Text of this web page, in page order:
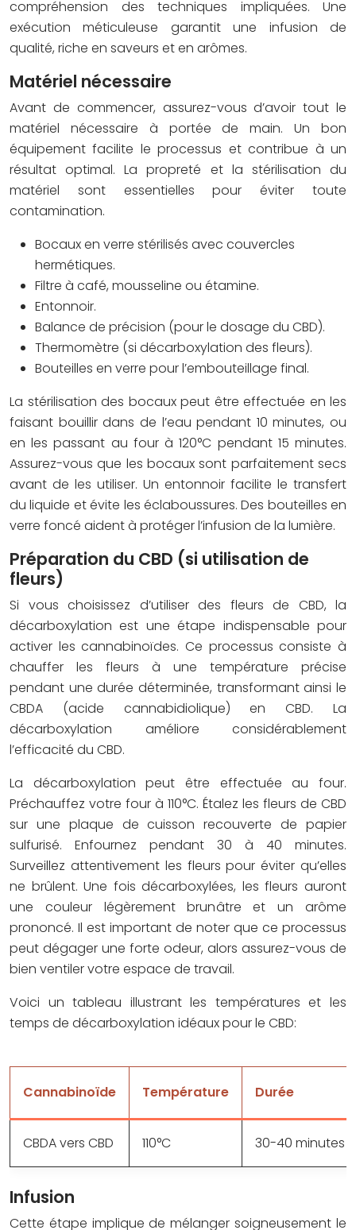
compréhension des techniques impliquées. Une
exécution méticuleuse garantit une infusion de
qualité, riche en saveurs et en arômes.
Matériel nécessaire
Avant de commencer, assurez-vous d’avoir tout le
matériel nécessaire à portée de main. Un bon
équipement facilite le processus et contribue à un
résultat optimal. La propreté et la stérilisation du
matériel sont essentielles pour éviter toute
contamination.
Bocaux en verre stérilisés avec couvercles
hermétiques.
Filtre à café, mousseline ou étamine.
Entonnoir.
Balance de précision (pour le dosage du CBD).
Thermomètre (si décarboxylation des fleurs).
Bouteilles en verre pour l’embouteillage final.
La stérilisation des bocaux peut être effectuée en les
faisant bouillir dans de l’eau pendant 10 minutes, ou
en les passant au four à 120°C pendant 15 minutes.
Assurez-vous que les bocaux sont parfaitement secs
avant de les utiliser. Un entonnoir facilite le transfert
du liquide et évite les éclaboussures. Des bouteilles en
verre foncé aident à protéger l’infusion de la lumière.
Préparation du CBD (si utilisation de
fleurs)
Si vous choisissez d’utiliser des fleurs de CBD, la
décarboxylation est une étape indispensable pour
activer les cannabinoïdes. Ce processus consiste à
chauffer les fleurs à une température précise
pendant une durée déterminée, transformant ainsi le
CBDA (acide cannabidiolique) en CBD. La
décarboxylation améliore considérablement
l’efficacité du CBD.
La décarboxylation peut être effectuée au four.
Préchauffez votre four à 110°C. Étalez les fleurs de CBD
sur une plaque de cuisson recouverte de papier
sulfurisé. Enfournez pendant 30 à 40 minutes.
Surveillez attentivement les fleurs pour éviter qu’elles
ne brûlent. Une fois décarboxylées, les fleurs auront
une couleur légèrement brunâtre et un arôme
prononcé. Il est important de noter que ce processus
peut dégager une forte odeur, alors assurez-vous de
bien ventiler votre espace de travail.
Voici un tableau illustrant les températures et les
temps de décarboxylation idéaux pour le CBD:
Cannabinoïde Température Durée
CBDA vers CBD 110°C 30-40 minutes
Infusion
Cette étape implique de mélanger soigneusement le